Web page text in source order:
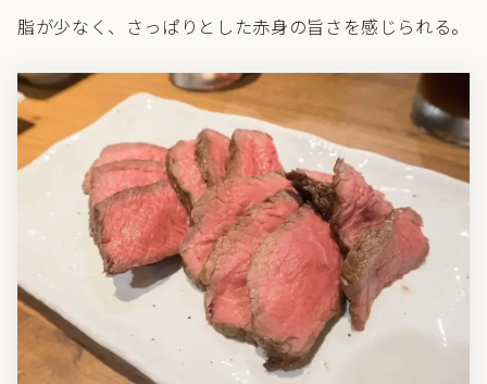
脂が少なく、さっぱりとした赤身の旨さを感じられる。